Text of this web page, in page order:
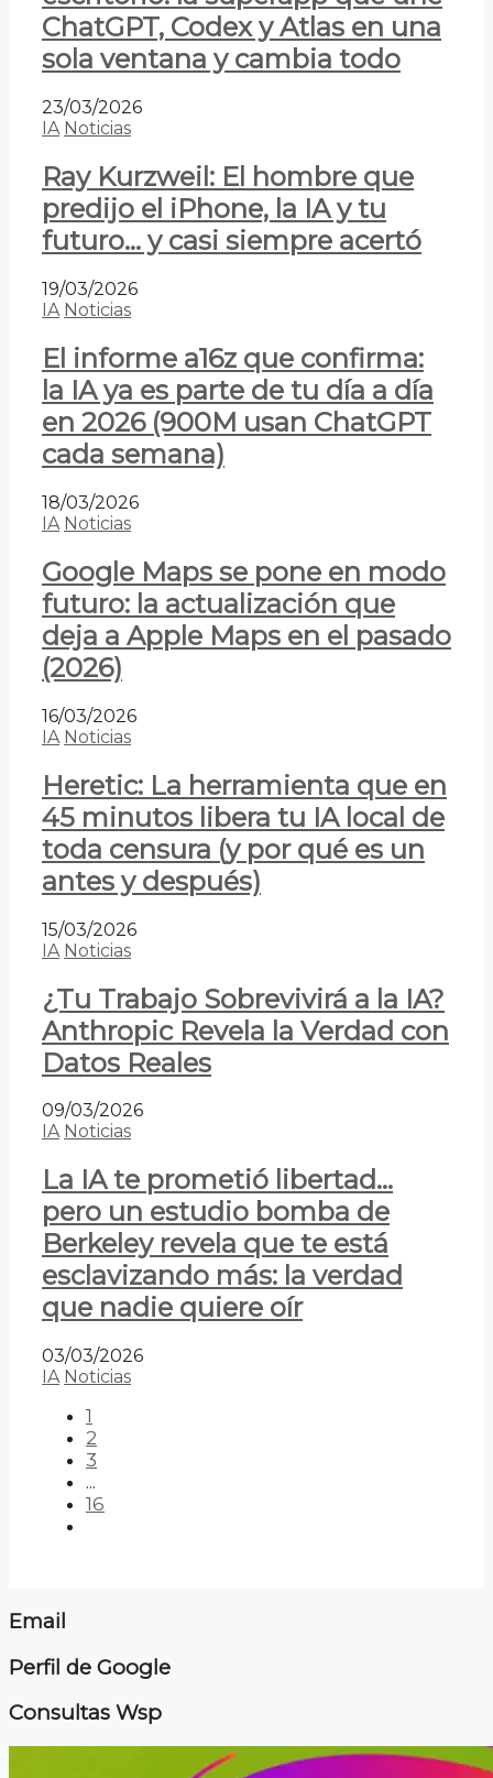
ChatGPT, Codex y Atlas en una
sola ventana y cambia todo
23/03/2026
IA Noticias
Ray Kurzweil: El hombre que
predijo el iPhone, la IA y tu
futuro… y casi siempre acertó
19/03/2026
IA Noticias
El informe a16z que confirma:
la IA ya es parte de tu día a día
en 2026 (900M usan ChatGPT
cada semana)
18/03/2026
IA Noticias
Google Maps se pone en modo
futuro: la actualización que
deja a Apple Maps en el pasado
(2026)
16/03/2026
IA Noticias
Heretic: La herramienta que en
45 minutos libera tu IA local de
toda censura (y por qué es un
antes y después)
15/03/2026
IA Noticias
¿Tu Trabajo Sobrevivirá a la IA?
Anthropic Revela la Verdad con
Datos Reales
09/03/2026
IA Noticias
La IA te prometió libertad…
pero un estudio bomba de
Berkeley revela que te está
esclavizando más: la verdad
que nadie quiere oír
03/03/2026
IA Noticias
1
2
3
...
16
Email
Perfil de Google
Consultas Wsp